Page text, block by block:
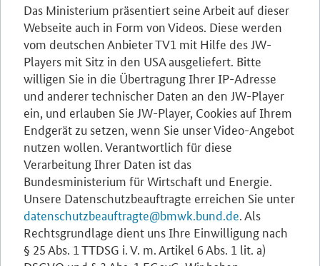
Das Ministerium präsentiert seine Arbeit auf dieser
Webseite auch in Form von Videos. Diese werden
vom deutschen Anbieter TV1 mit Hilfe des JW-
Players mit Sitz in den USA ausgeliefert. Bitte
willigen Sie in die Übertragung Ihrer IP-Adresse
und anderer technischer Daten an den JW-Player
ein, und erlauben Sie JW-Player, Cookies auf Ihrem
Endgerät zu setzen, wenn Sie unser Video-Angebot
nutzen wollen. Verantwortlich für diese
Verarbeitung Ihrer Daten ist das
Bundesministerium für Wirtschaft und Energie.
Unsere Datenschutzbeauftragte erreichen Sie unter
datenschutzbeauftragte@bmwk.bund.de. Als
Rechtsgrundlage dient uns Ihre Einwilligung nach
§ 25 Abs. 1 TTDSG i. V. m. Artikel 6 Abs. 1 lit. a)